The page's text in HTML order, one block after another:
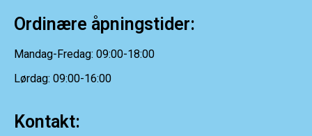
Ordinære åpningstider:
Mandag-Fredag: 09:00-18:00
Lørdag: 09:00-16:00
Kontakt: